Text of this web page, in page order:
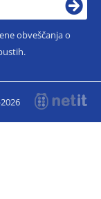
obveščanja o